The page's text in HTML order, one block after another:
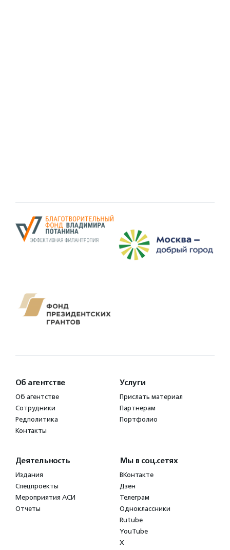
Об агентстве
Об агентстве
Сотрудники
Редполитика
Контакты
Услуги
Прислать материал
Партнерам
Портфолио
Деятельность
Издания
Спецпроекты
Мероприятия АСИ
Отчеты
Мы в соц.сетях
ВКонтакте
Дзен
Телеграм
Одноклассники
Rutube
YouTube
X